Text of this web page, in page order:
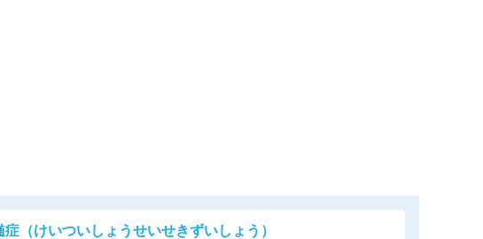
マチ)
症 （けいついしょうせいせきずいしょう）